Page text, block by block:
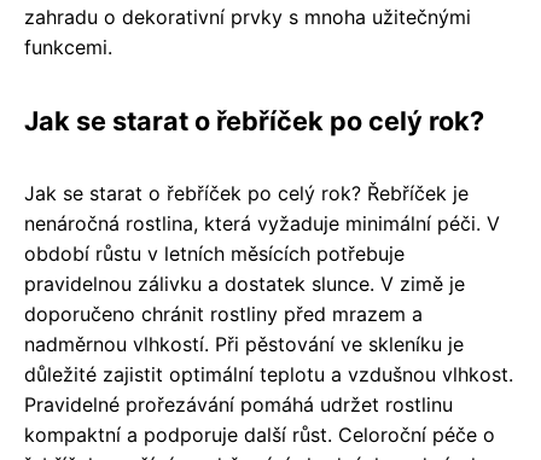
zahradu o dekorativní prvky s mnoha užitečnými
funkcemi.
Jak se starat o řebříček po celý rok?
Jak se starat o řebříček po celý rok? Řebříček je
nenáročná rostlina, která vyžaduje minimální péči. V
období růstu v letních měsících potřebuje
pravidelnou zálivku a dostatek slunce. V zimě je
doporučeno chránit rostliny před mrazem a
nadměrnou vlhkostí. Při pěstování ve skleníku je
důležité zajistit optimální teplotu a vzdušnou vlhkost.
Pravidelné prořezávání pomáhá udržet rostlinu
kompaktní a podporuje další růst. Celoroční péče o